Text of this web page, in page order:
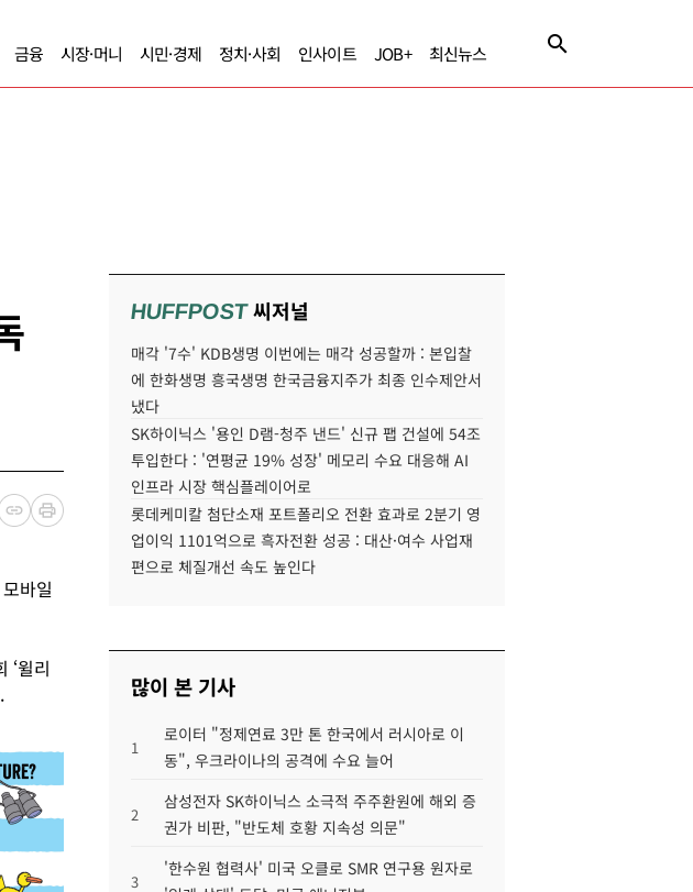
금융 시장·머니 시민·경제 정치·사회 인사이트 JOB+ 최신뉴스
바일
‘윌리
HUFFPOST씨저널
매각 '7수' KDB생명 이번에는 매각 성공할까 : 본입찰
에 한화생명 흥국생명 한국금융지주가 최종 인수제안서
냈다
SK하이닉스 '용인 D램-청주 낸드' 신규 팹 건설에 54조
투입한다 : '연평균 19% 성장' 메모리 수요 대응해 AI
인프라 시장 핵심플레이어로
롯데케미칼 첨단소재 포트폴리오 전환 효과로 2분기 영
업이익 1101억으로 흑자전환 성공 : 대산·여수 사업재
편으로 체질개선 속도 높인다
많이 본 기사
1
로이터 "정제연료 3만 톤 한국에서 러시아로 이
동", 우크라이나의 공격에 수요 늘어
2
삼성전자 SK하이닉스 소극적 주주환원에 해외 증
권가 비판, "반도체 호황 지속성 의문"
3
'한수원 협력사' 미국 오클로 SMR 연구용 원자로